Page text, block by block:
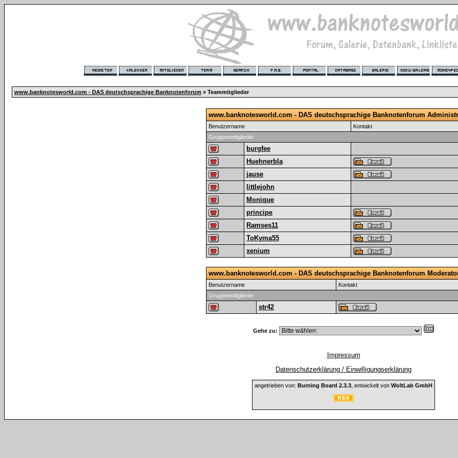
www.banknotesworld.com - DAS deutschsprachige Banknotenforum » Teammitglieder
www.banknotesworld.com - DAS deutschsprachige Banknotenforum
Benutzername
Kontakt
Gruppenmitglieder
burgfee
Huehnerbla
jause
littlejohn
Monique
principe
Ramses11
ToKyma55
xenium
www.banknotesworld.com - DAS deutschsprachige Banknotenforum
Benutzername
Kontakt
Gruppenmitglieder
str42
Gehe zu:
Impressum
Datenschutzerklärung / Einwilligungserklärung
angetrieben von: Burning Board 2.3.3 , entwickelt von WoltLab GmbH